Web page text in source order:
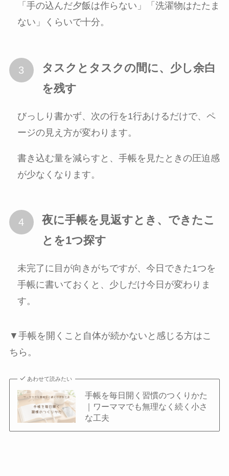
「手の込んだ夕飯は作らない」「洗濯物はたたま
ない」くらいで十分。
タスクとタスクの間に、少し余白
を残す
びっしり書かず、次の行を1行あけるだけで、ペ
ージの見え方が変わります。
書き込む量を減らすと、手帳を見たときの圧迫感
が少なくなります。
夜に手帳を見返すとき、できたこ
とを1つ探す
未完了に目が向きがちですが、今日できた1つを
手帳に書いておくと、少しだけ今日が変わりま
す。
▼手帳を開くこと自体が続かないと感じる方はこ
ちら。
あわせて読みたい
手帳を毎日開く習慣のつくりかた
｜ワーママでも無理なく続く小さ
な工夫